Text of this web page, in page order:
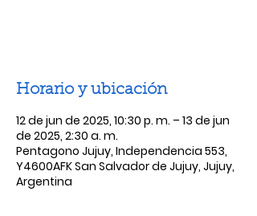
Horario y ubicación
12 de jun de 2025, 10:30 p. m. – 13 de jun
de 2025, 2:30 a. m.
Pentagono Jujuy, Independencia 553,
Y4600AFK San Salvador de Jujuy, Jujuy,
Argentina